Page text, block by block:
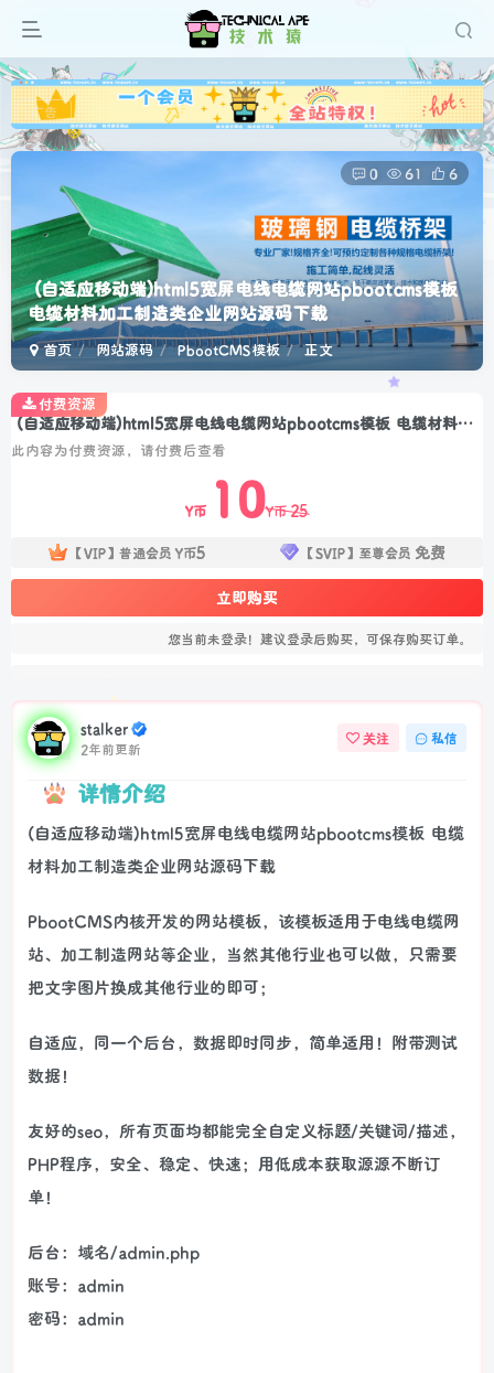
广告
(自适应移动端)html5宽屏电线电缆网站pbootcms模板
电缆材料加工制造类企业网站源码下载
首页 网站源码 PbootCMS模板 正文
0 61 6
(自适应移动端)html5宽屏电线电缆网站pbootcms模板 电缆材料加工制造类企业网站源码下载
此内容为付费资源，请付费后查看
Y币 10Y币25
【VIP】普通会员 Y币5 【SVIP】至尊会员 免费
立即购买
您当前未登录！建议登录后购买，可保存购买订单。
付费资源
stalker
2年前更新
关注 私信
详情介绍
(自适应移动端)html5宽屏电线电缆网站pbootcms模板 电缆
材料加工制造类企业网站源码下载
PbootCMS内核开发的网站模板，该模板适用于电线电缆网
站、加工制造网站等企业，当然其他行业也可以做，只需要
把文字图片换成其他行业的即可；
自适应，同一个后台，数据即时同步，简单适用！附带测试
数据！
友好的seo，所有页面均都能完全自定义标题/关键词/描述，
PHP程序，安全、稳定、快速；用低成本获取源源不断订
单！
后台：域名/admin.php
账号：admin
密码：admin